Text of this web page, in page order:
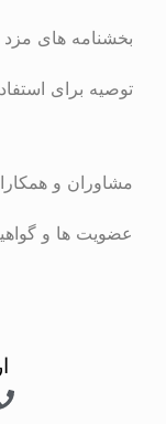
بخشنامه های
توصیه برای
مشاوران و
عضویت ها و